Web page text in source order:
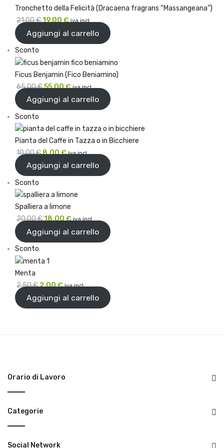
offerta
Tronchetto della Felicità (Dracaena fragrans “Massangeana”)
21,00€Il
prezzo
originale
21,00 €.
19,00€Il
prezzo
attuale
19,00 €.
iva incl.
Aggiungi al carrello
Sconto
in
offerta
Ficus Benjamin (Fico Beniamino)
65,00€Il
prezzo
originale
55,00€Il
prezzo
attuale
iva incl.
Aggiungi al carrello
Sconto
in
offerta
Pianta del Caffe in Tazza o in Bicchiere
10,00€Il
prezzo
originale
8,00€Il
prezzo
attuale
iva incl.
Aggiungi al carrello
Sconto
in
offerta
Spalliera a limone
20,00€Il
prezzo
originale
20,00 €.
18,00€Il
prezzo
attuale
iva incl.
Aggiungi al carrello
Sconto
in
Menta
2,50€Il
prezzo
originale
2,00€Il
prezzo
attuale
iva incl.
Aggiungi al carrello
Orario di Lavoro
Categorie
Social Network